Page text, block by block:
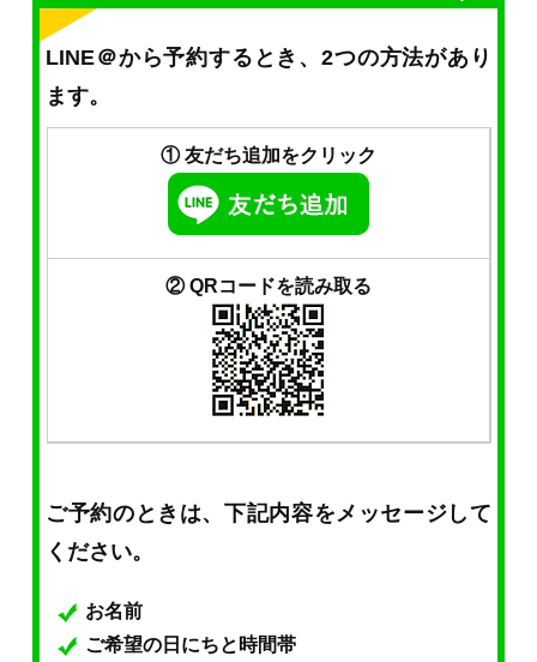
LINE＠から予約するとき、2つの方法があり
ます。
① 友だち追加をクリック
② QRコードを読み取る
ご予約のときは、下記内容をメッセージして
ください。
お名前
ご希望の日にちと時間帯